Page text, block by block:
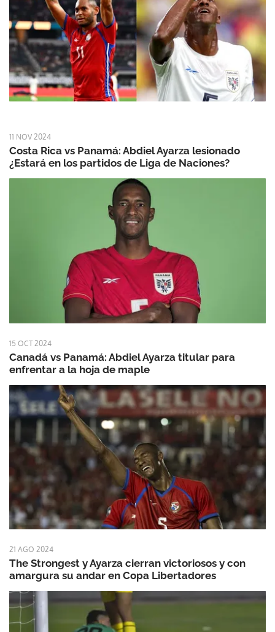
11 NOV 2024
Costa Rica vs Panamá: Abdiel Ayarza lesionado
¿Estará en los partidos de Liga de Naciones?
15 OCT 2024
Canadá vs Panamá: Abdiel Ayarza titular para
enfrentar a la hoja de maple
21 AGO 2024
The Strongest y Ayarza cierran victoriosos y con
amargura su andar en Copa Libertadores